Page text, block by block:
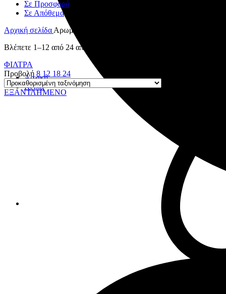
Αρχική
Κεριά
Σε Προσφορά
Σε Απόθεμα
Αρχική σελίδα Αρωματικά Χώρου
Βλέπετε 1–12 από 24 αποτελέσματα
ΦΙΛΤΡΑ
Προβολή 8 12 18 24
ΕΞΑΝΤΛΗΜΕΝΟ